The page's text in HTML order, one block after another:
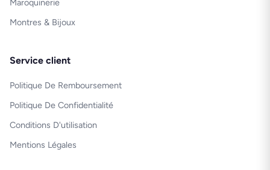
Maroquinerie
Montres & Bijoux
Service client
Politique De Remboursement
Politique De Confidentialité
Conditions D'utilisation
Mentions Légales